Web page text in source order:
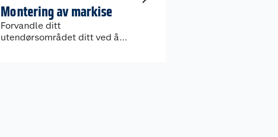
Montering av markise
Forvandle ditt
utendørsområdet ditt ved å